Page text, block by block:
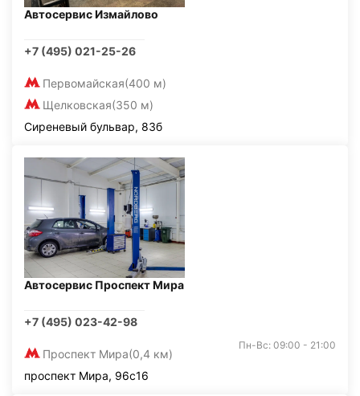
Автосервис Измайлово
+7 (495) 021-25-26
Первомайская(400 м)
Щелковская(350 м)
Сиреневый бульвар, 83б
Автосервис Проспект Мира
+7 (495) 023-42-98
Проспект Мира(0,4 км)
Пн-Вс: 09:00 - 21:00
проспект Мира, 96с16